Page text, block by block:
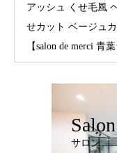
アッシュ くせ毛風
せカット ベージュ
【salon de merci 青葉
Salon
サロン